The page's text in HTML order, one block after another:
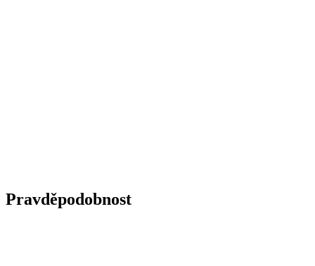
Pravděpodobnost